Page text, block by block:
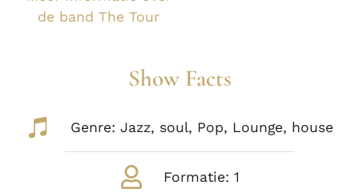
de band The Tour
Show Facts
Genre: Jazz, soul, Pop, Lounge, house
Formatie: 1